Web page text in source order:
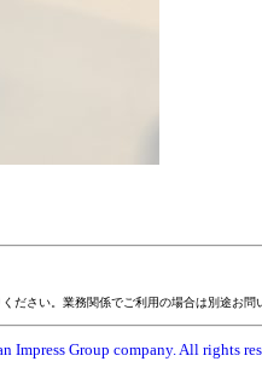
ださい。業務関係でご利用の場合は別途お問
Impress Group company. All rights